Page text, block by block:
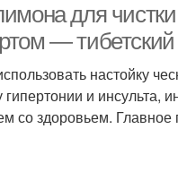
для
—
настойку
и инсульта,
со здоровьем.